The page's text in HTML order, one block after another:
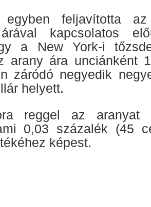
feljavította
kapcsolatos
a New York-i
arany ára unciánként
záródó negyedik
helyett.
reggel az aranyat
0,03 százalék (45
képest.